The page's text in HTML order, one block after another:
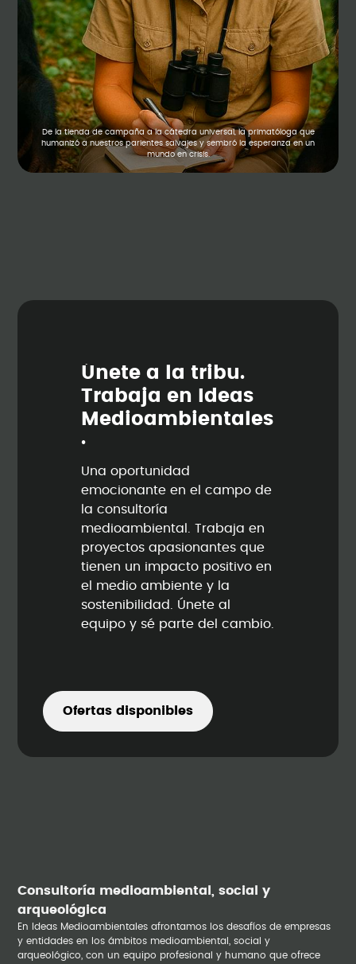
De la tienda de campaña a la cátedra universal, la primatóloga que
humanizó a nuestros parientes salvajes y sembró la esperanza en un
mundo en crisis.
Únete a la tribu.
Trabaja en Ideas
Medioambienta les
.
Una oportunidad
emocionante en el campo de
la consultoría
medioambiental. Trabaja en
proyectos apasionantes que
tienen un impacto positivo en
el medio ambiente y la
sostenibilidad. Únete al
equipo y sé parte del cambio.
Ofertas disponibles
Consultoría medioambiental, social y
arqueológica
En Ideas Medioambientales afrontamos los desafíos de empresas
y entidades en los ámbitos medioambiental, social y
arqueológico, con un equipo profesional y humano que ofrece